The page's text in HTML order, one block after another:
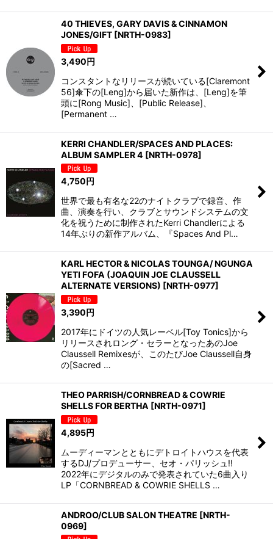
40 THIEVES, GARY DAVIS & CINNAMON
JONES/GIFT [NRTH-0983]
3,490円
コンスタントなリリースが続いている[Claremont
56]傘下の[Leng]から届いた新作は、[Leng]を筆
頭に[Rong Music]、[Public Release]、
[Permanent …
KERRI CHANDLER/SPACES AND PLACES:
ALBUM SAMPLER 4 [NRTH-0978]
4,750円
世界で最も有名な22のナイトクラブで録音、作
曲、演奏を行い、クラブとサウンドシステムの文
化を祝うために制作されたKerri Chandlerによる
14年ぶりの新作アルバム、『Spaces And Pl…
KARL HECTOR & NICOLAS TOUNGA/ NGUNGA
YETI FOFA (JOAQUIN JOE CLAUSSELL
ALTERNATE VERSIONS) [NRTH-0977]
3,390円
2017年にドイツの人気レーベル[Toy Tonics]から
リリースされロング・セラーとなったあのJoe
Claussell Remixesが、このたびJoe Claussell自身
の[Sacred …
THEO PARRISH/CORNBREAD & COWRIE
SHELLS FOR BERTHA [NRTH-0971]
4,895円
ムーディーマンとともにデトロイトハウスを代表
するDJ/プロデューサー、セオ・パリッシュ!!
2022年にデジタルのみで発表されていた6曲入り
LP「CORNBREAD & COWRIE SHELLS …
ANDROO/CLUB SALON THEATRE [NRTH-
0969]